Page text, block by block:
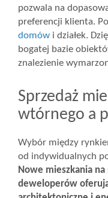
pozwala na
preferencji klienta.
domów i działek.
bogatej bazie
znalezienie
Sprzedaż
wtórnego a
Wybór między
od indywidualnych
Nowe mieszkania
deweloperów